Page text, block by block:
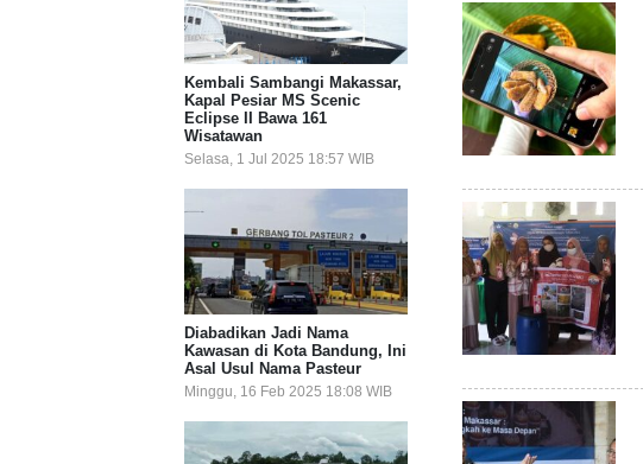
Kembali Sambangi Makassar,
Kapal Pesiar MS Scenic
Eclipse II Bawa 161
Wisatawan
Selasa, 1 Jul 2025 18:57 WIB
Diabadikan Jadi Nama
Kawasan di Kota Bandung, Ini
Asal Usul Nama Pasteur
Minggu, 16 Feb 2025 18:08 WIB